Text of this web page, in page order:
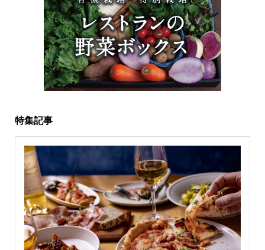
特集記事